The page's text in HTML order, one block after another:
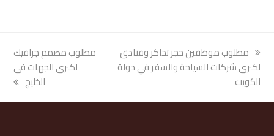
previous
post:
مطلوب موظفين حجز تذاكر وفنادق
لكبرى شركات السياحة والسفر في دولة
الكويت
next
مطلوب مصمم جرافيك
لكبرى الجهات في
الخليج